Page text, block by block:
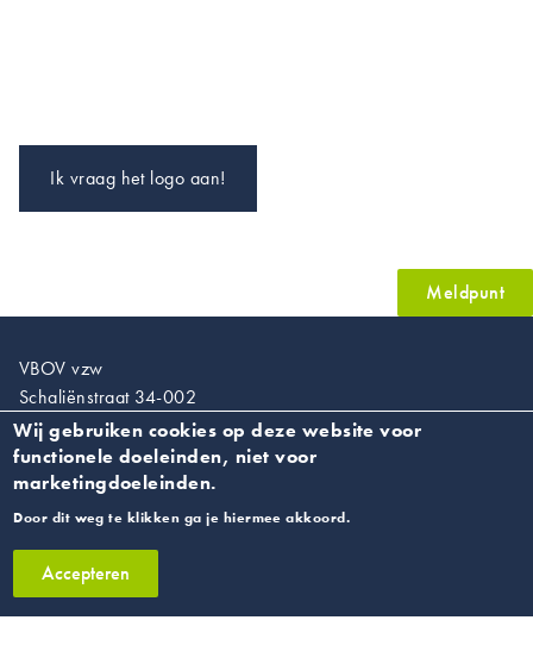
Ik vraag het logo aan!
Meldpunt
VBOV vzw
Schaliënstraat 34-002
2000 Antwerpen
BTW BE 0454 120 544
RPR Antwerpen
T. 03/218.89.67
info@vroedvrouwen.be
Wij gebruiken cookies op deze website voor
functionele doeleinden, niet voor
marketingdoeleinden.
Door dit weg te klikken ga je hiermee akkoord.
Accepteren